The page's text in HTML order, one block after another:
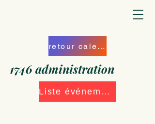
retour calendrier
1746 administration
Liste événements